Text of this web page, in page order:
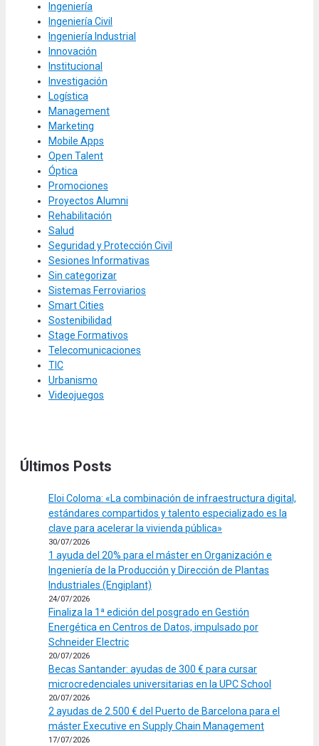
Ingeniería
Ingeniería Civil
Ingeniería Industrial
Innovación
Institucional
Investigación
Logística
Management
Marketing
Mobile Apps
Open Talent
Óptica
Promociones
Proyectos Alumni
Rehabilitación
Salud
Seguridad y Protección Civil
Sesiones Informativas
Sin categorizar
Sistemas Ferroviarios
Smart Cities
Sostenibilidad
Stage Formativos
Telecomunicaciones
TIC
Urbanismo
Videojuegos
Últimos Posts
Eloi Coloma: «La combinación de infraestructura digital,
estándares compartidos y talento especializado es la
clave para acelerar la vivienda pública»
30/07/2026
1 ayuda del 20% para el máster en Organización e
Ingeniería de la Producción y Dirección de Plantas
Industriales (Engiplant)
24/07/2026
Finaliza la 1ª edición del posgrado en Gestión
Energética en Centros de Datos, impulsado por
Schneider Electric
20/07/2026
Becas Santander: ayudas de 300 € para cursar
microcredenciales universitarias en la UPC School
20/07/2026
2 ayudas de 2.500 € del Puerto de Barcelona para el
máster Executive en Supply Chain Management
17/07/2026